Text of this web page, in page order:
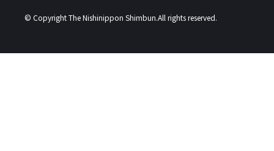
© Copyright The Nishinippon Shimbun.All rights reserved.